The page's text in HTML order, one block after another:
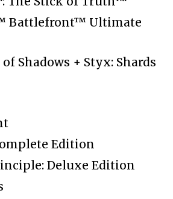
Battlefront™ Ultimate
Shadows + Styx: Shards
Edition
Deluxe Edition